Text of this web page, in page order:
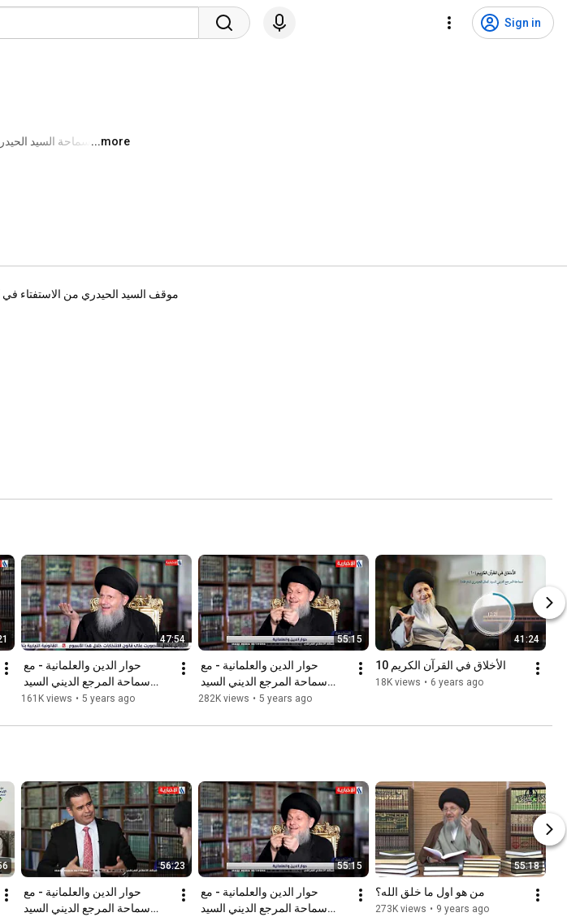
Sign in
...more
موقف السيد الحيدري من الاستفتاء
47:54
كمال الحيدري - الحلقة الثانية
161K views • 5 years ago
55:15
كمال الحيدري - الحلقة الأولى
282K views • 5 years ago
41:24
الأخلاق في القرآن الكريم 10
18K views • 6 years ago
56:23 55:15 55:18
من هو اول ما خلق الله؟
273K views • 9 years ago